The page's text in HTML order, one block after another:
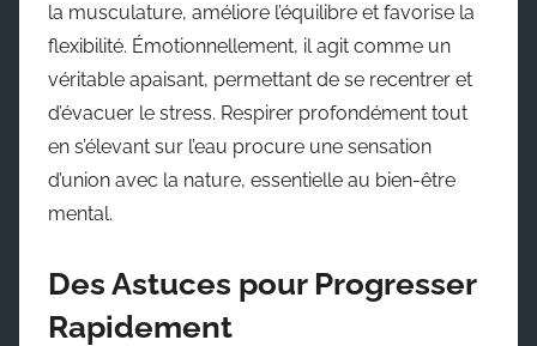
la musculature, améliore l’équilibre et favorise la
flexibilité. Émotionnellement, il agit comme un
véritable apaisant, permettant de se recentrer et
d’évacuer le stress. Respirer profondément tout
en s’élevant sur l’eau procure une sensation
d’union avec la nature, essentielle au bien-être
mental.
Des Astuces pour Progresser
Rapidement